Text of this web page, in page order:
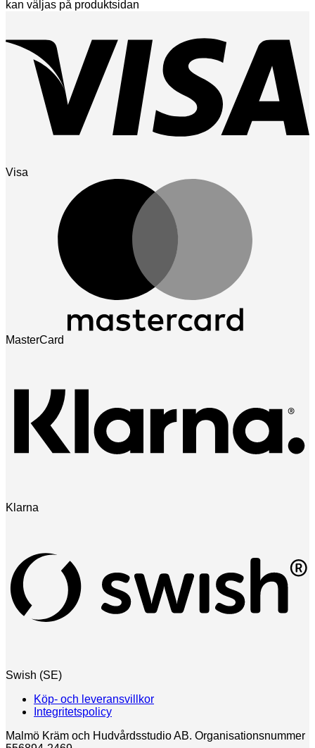
kan väljas på produktsidan
Visa
MasterCard
Klarna
Swish (SE)
Köp- och leveransvillkor
Integritetspolicy
Malmö Kräm och Hudvårdsstudio AB. Organisationsnummer